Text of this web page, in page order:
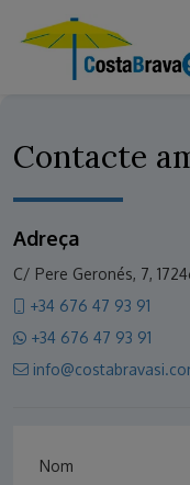
Contacte
Adreça
C/ Pere Geronés, 7,
+34 676 47 93 91
+34 676 47 93 91
Nom